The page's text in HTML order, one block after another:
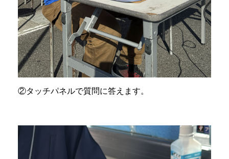
②タッチパネルで質問に答えます。